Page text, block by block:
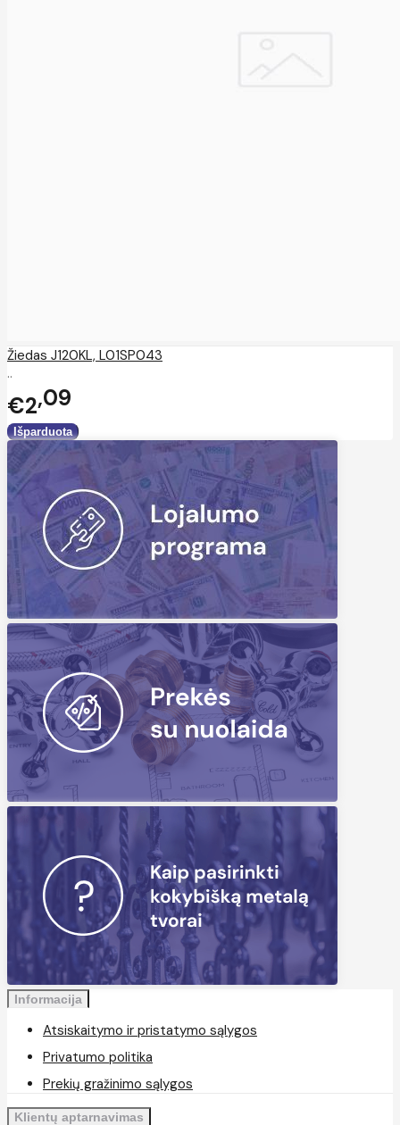
Žiedas J120KL, L01SP043
..
€2 09
Informacija
Atsiskaitymo ir pristatymo sąlygos
Privatumo politika
Prekių gražinimo sąlygos
Klientų aptarnavimas